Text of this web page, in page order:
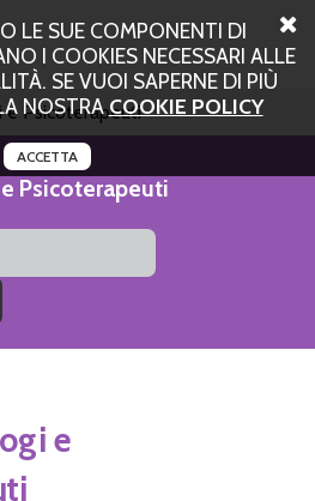
LE SUE COMPONENTI DI
I COOKIES NECESSARI ALLE
SE VUOI SAPERNE DI PIÙ
NOSTRACOOKIE POLICY
ACCETTA
e Psicoterapeuti
Psicoterapeuti
e